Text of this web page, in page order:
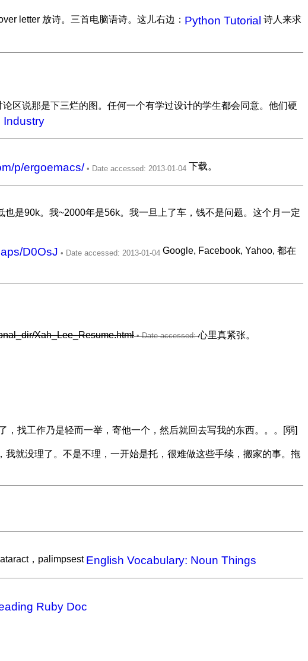
letter 放诗。三首电脑语诗。这儿右边： Python Tutorial 诗人来求
论区说那是下三烂的图。任何一个有学过设计的学生都会同意。他们硬
Industry
p/ergoemacs/ 下载。
是90k。我~2000年是56k。我一旦上了车，钱不是问题。这个月一定
D0OsJ
Google, Facebook, Yahoo, 都在
Xah_Lee_Resume.html 心里真紧张。
找工作乃是轻而一举，寄他一个，然后就回去写我的东西。。。[弱]
就没理了。不是不理，一开始是托，很难做这些手续，搬家的事。拖
，palimpsest English Vocabulary: Noun Things
Ruby Doc